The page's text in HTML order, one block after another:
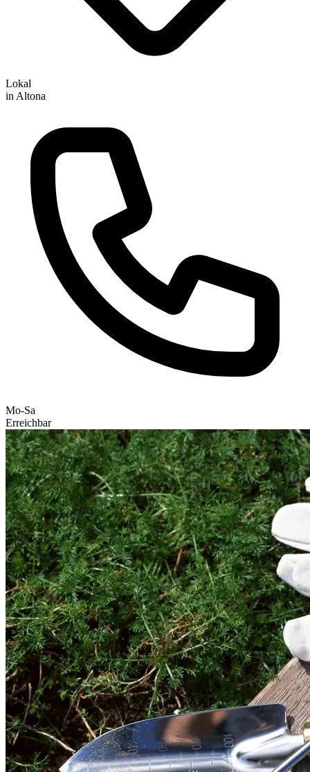
Lokal
in Altona
Mo-Sa
Erreichbar